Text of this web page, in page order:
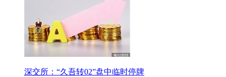
深交所：“久吾转02”盘中临时停牌